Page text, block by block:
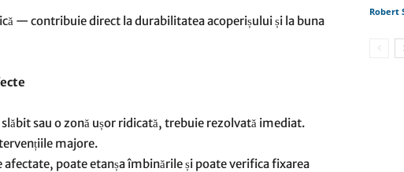
— contribuie direct la durabilitatea acoperișului și la buna
sau o zonă ușor ridicată, trebuie rezolvată imediat.
majore.
poate etanșa îmbinările și poate verifica fixarea
Robert